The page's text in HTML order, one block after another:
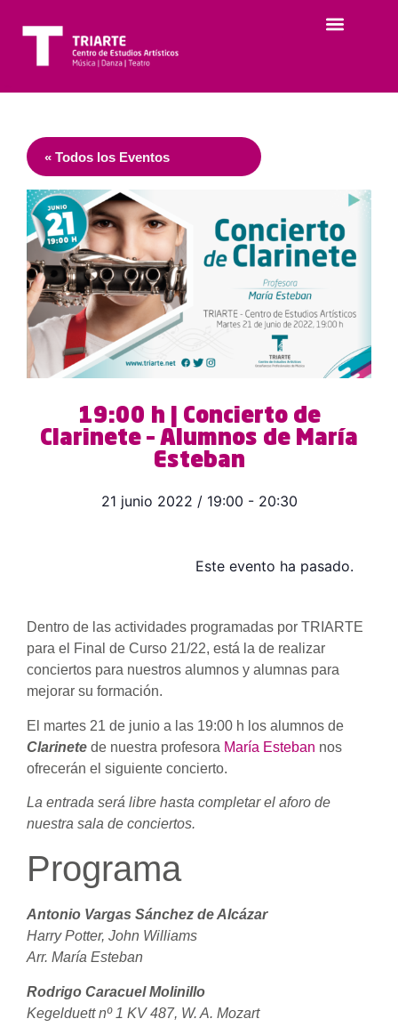
« Todos los Eventos
19:00 h | Concierto de
Clarinete – Alumnos de María
Esteban
21 junio 2022 / 19:00 - 20:30
Este evento ha pasado.
Dentro de las actividades programadas por TRIARTE
para el Final de Curso 21/22, está la de realizar
conciertos para nuestros alumnos y alumnas para
mejorar su formación.
El martes 21 de junio a las 19:00 h los alumnos de
Clarinete de nuestra profesora María Esteban nos
ofrecerán el siguiente concierto.
La entrada será libre hasta completar el aforo de
nuestra sala de conciertos.
Programa
Antonio Vargas Sánchez de Alcázar
Harry Potter, John Williams
Arr. María Esteban
Rodrigo Caracuel Molinillo
Kegelduett nº 1 KV 487, W. A. Mozart